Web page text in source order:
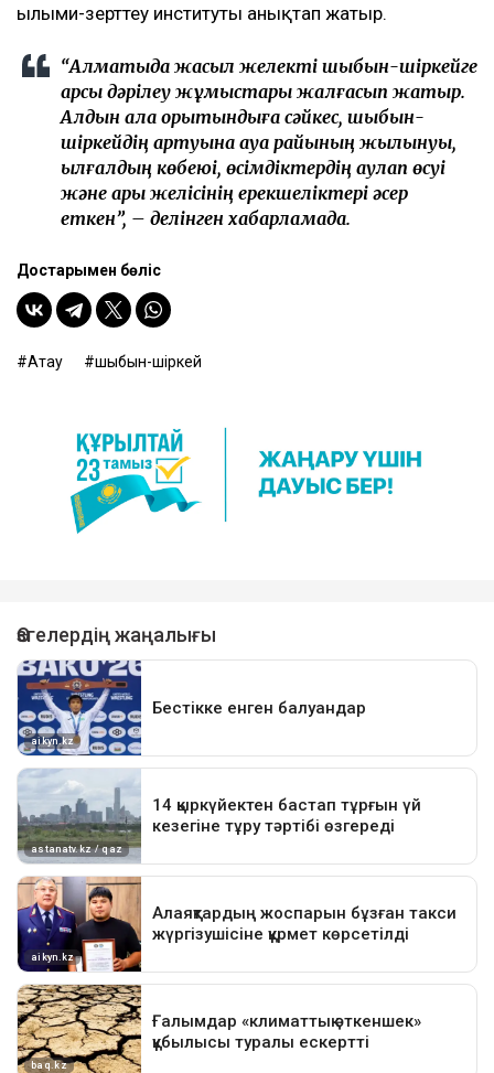
ғылыми-зерттеу институты анықтап жатыр.
“Алматыда жасыл желекті шыбын-шіркейге
қарсы дәрілеу жұмыстары жалғасып жатыр.
Алдын ала қорытындыға сәйкес, шыбын-
шіркейдің артуына ауа райының жылынуы,
ылғалдың көбеюі, өсімдіктердің қаулап өсуі
және арық желісінің ерекшеліктері әсер
еткен”, – делінген хабарламада.
Достарыңмен бөліс
Ақтау шыбын-шіркей